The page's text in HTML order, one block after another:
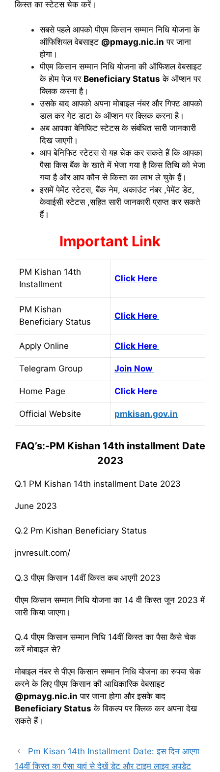
किस्त का स्टेटस चेक करें।
सबसे पहले आपको पीएम किसान सम्मान निधि योजना के
ऑफिशियल वेबसाइट @pmayg.nic.in पर जाना
होगा।
पीएम किसान सम्मान निधि योजना की ऑफिशल वेबसाइट
के होम पेज पर Beneficiary Status के ऑप्शन पर
क्लिक करना है।
उसके बाद आपको अपना मोबाइल नंबर और गिफ्ट आपको
डाल कर गेट डाटा के ऑप्शन पर क्लिक करना है।
अब आपका बेनिफिट स्टेटस के संबंधित सारी जानकारी
दिख जाएगी।
आप बेनिफिट स्टेटस से यह चेक कर सकते हैं कि आपका
पैसा किस बैंक के खाते में भेजा गया है किस तिथि को भेजा
गया है और आप कौन से किस्त का लाभ ले चुके हैं।
इसमें पेमेंट स्टेटस, बैंक नेम, अकाउंट नंबर ,पेमेंट डेट,
केवाईसी स्टेटस ,सहित सारी जानकारी प्राप्त कर सकते
हैं।
Important Link
PM Kishan 14th
Installment
Click Here
PM Kishan
Beneficiary Status
Click Here
Apply Online Click Here
Telegram Group Join Now
Home Page Click Here
Official Website pmkisan.gov.in
FAQ’s:-PM Kishan 14th installment Date
2023
Q.1 PM Kishan 14th installment Date 2023
June 2023
Q.2 Pm Kishan Beneficiary Status
jnvresult.com/
Q.3 पीएम किसान 14वीं किस्त कब आएगी 2023
पीएम किसान सम्मान निधि योजना का 14 वी किस्त जून 2023 में
जारी किया जाएगा।
Q.4 पीएम किसान सम्मान निधि 14वीं किस्त का पैसा कैसे चेक
करें मोबाइल से?
मोबाइल नंबर से पीएम किसान सम्मान निधि योजना का रुपया चेक
करने के लिए पीएम किसान की आधिकारिक वेबसाइट
@pmayg.nic.in पार जाना होगा और इसके बाद
Beneficiary Status के विकल्प पर क्लिक कर अपना देख
सकते हैं।
Pm Kisan 14th Installment Date: इस दिन आएगा
14वीं किस्त का पैसा यहां से देखें डेट और टाइम लाइव अपडेट